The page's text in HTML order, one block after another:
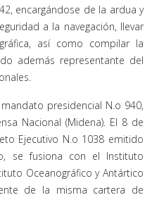
encargándose de la ardua y
a la navegación, llevar
así como compilar la
además representante del
presidencial N.o 940,
Nacional (Midena). El 8 de
Ejecutivo N.o 1038 emitido
se fusiona con el Instituto
Oceanográfico y Antártico
de la misma cartera de